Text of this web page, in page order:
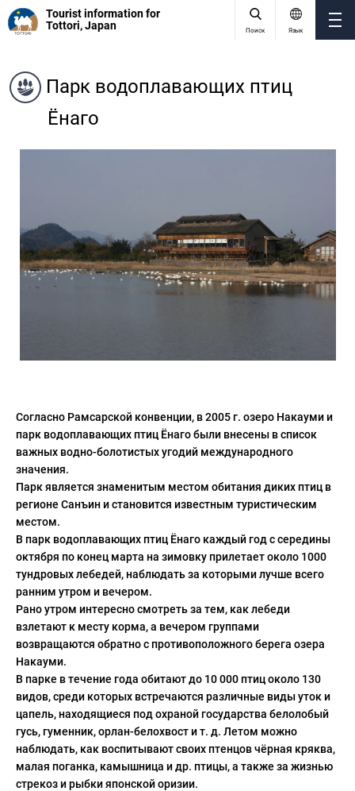
Tourist information for
Tottori, Japan
Поиск Язык
Парк водоплавающих птиц
Ёнаго
Согласно Рамсарской конвенции, в 2005 г. озеро Накауми и
парк водоплавающих птиц Ёнаго были внесены в список
важных водно-болотистых угодий международного
значения.
Парк является знаменитым местом обитания диких птиц в
регионе Санъин и становится известным туристическим
местом.
В парк водоплавающих птиц Ёнаго каждый год с середины
октября по конец марта на зимовку прилетает около 1000
тундровых лебедей, наблюдать за которыми лучше всего
ранним утром и вечером.
Рано утром интересно смотреть за тем, как лебеди
взлетают к месту корма, а вечером группами
возвращаются обратно с противоположного берега озера
Накауми.
В парке в течение года обитают до 10 000 птиц около 130
видов, среди которых встречаются различные виды уток и
цапель, находящиеся под охраной государства белолобый
гусь, гуменник, орлан-белохвост и т. д. Летом можно
наблюдать, как воспитывают своих птенцов чёрная кряква,
малая поганка, камышница и др. птицы, а также за жизнью
стрекоз и рыбки японской оризии.